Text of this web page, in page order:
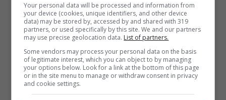
Your personal data will be processed and information from
your device (cookies, unique identifiers, and other device
data) may be stored by, accessed by and shared with 319
partners, or used specifically by this site. We and our partners
may use precise geolocation data. List of partners.
Some vendors may process your personal data on the basis
of legitimate interest, which you can object to by managing
your options below. Look for a link at the bottom of this page
or in the site menu to manage or withdraw consent in privacy
and cookie settings.